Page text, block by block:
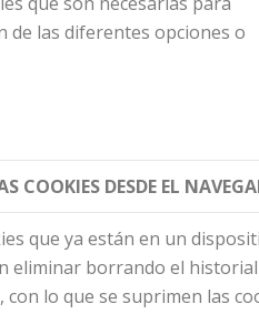
de las diferentes opciones o
COOKIES DESDE EL
que ya están en un
eliminar borrando el
con lo que se suprimen las